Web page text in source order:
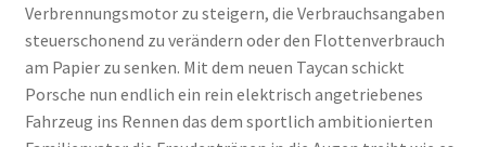
Verbrennungsmotor zu steigern, die Verbrauchsangaben
steuerschonend zu verändern oder den Flottenverbrauch
am Papier zu senken. Mit dem neuen Taycan schickt
Porsche nun endlich ein rein elektrisch angetriebenes
Fahrzeug ins Rennen das dem sportlich ambitionierten